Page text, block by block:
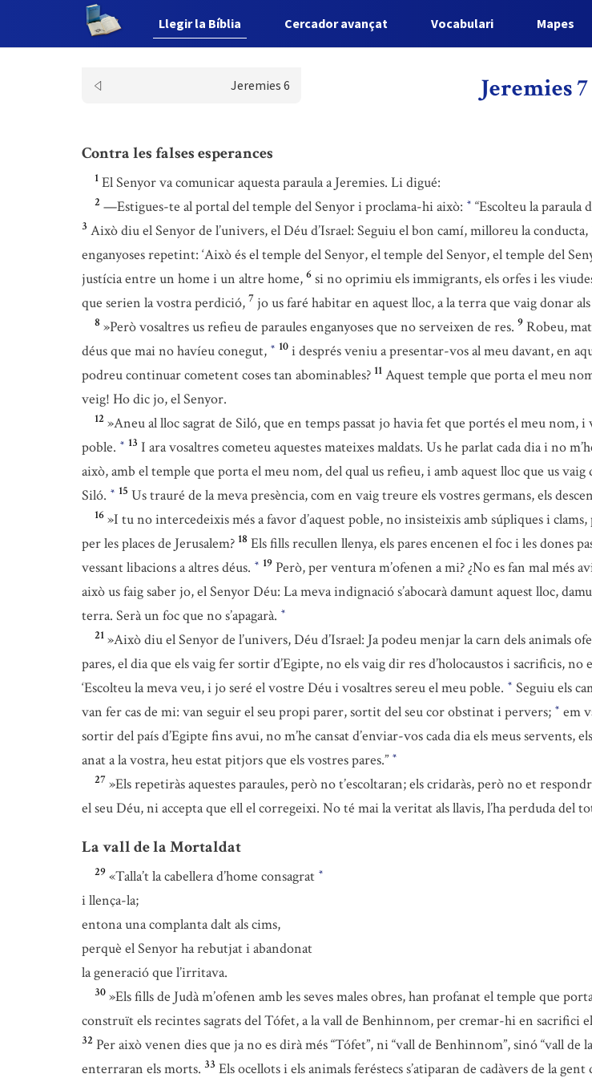
Llegir la Bíblia Cercador avançat Vocabulari Mapes
Jeremies 6 Jeremies 7
Contra les falses esperances
1 El Senyor va comunicar aquesta paraula a Jeremies. Li digué:
2 —Estigues-te al portal del temple del Senyor i proclama-hi això: * “Escolteu la
3 Això diu el Senyor de l’univers, el Déu d’Israel: Seguiu el bon camí, milloreu la conducta,
enganyoses repetint: ‘Això és el temple del Senyor, el temple del Senyor, el temple del
justícia entre un home i un altre home, 6 si no oprimiu els immigrants, els orfes i les
que serien la vostra perdició, 7 jo us faré habitar en aquest lloc, a la terra que vaig donar
8 »Però vosaltres us refieu de paraules enganyoses que no serveixen de res. 9 Robeu,
déus que mai no havíeu conegut, * 10 i després veniu a presentar-vos al meu davant, en
podreu continuar cometent coses tan abominables? 11 Aquest temple que porta el meu
veig! Ho dic jo, el Senyor.
12 »Aneu al lloc sagrat de Siló, que en temps passat jo havia fet que portés el meu nom,
poble. * 13 I ara vosaltres cometeu aquestes mateixes maldats. Us he parlat cada dia i no
això, amb el temple que porta el meu nom, del qual us refieu, i amb aquest lloc que us
Siló. * 15 Us trauré de la meva presència, com en vaig treure els vostres germans, els
16 »I tu no intercedeixis més a favor d’aquest poble, no insisteixis amb súpliques i clams,
per les places de Jerusalem? 18 Els fills recullen llenya, els pares encenen el foc i les dones
vessant libacions a altres déus. * 19 Però, per ventura m’ofenen a mi? ¿No es fan mal més
això us faig saber jo, el Senyor Déu: La meva indignació s’abocarà damunt aquest lloc,
terra. Serà un foc que no s’apagarà. *
21 »Això diu el Senyor de l’univers, Déu d’Israel: Ja podeu menjar la carn dels animals
pares, el dia que els vaig fer sortir d’Egipte, no els vaig dir res d’holocaustos i sacrificis, no
‘Escolteu la meva veu, i jo seré el vostre Déu i vosaltres sereu el meu poble. * Seguiu els
van fer cas de mi: van seguir el seu propi parer, sortit del seu cor obstinat i pervers; * em
sortir del país d’Egipte fins avui, no m’he cansat d’enviar-vos cada dia els meus servents,
anat a la vostra, heu estat pitjors que els vostres pares.” *
27 »Els repetiràs aquestes paraules, però no t’escoltaran; els cridaràs, però no et
el seu Déu, ni accepta que ell el corregeixi. No té mai la veritat als llavis, l’ha perduda del
La vall de la Mortaldat
29 «Talla’t la cabellera d’home consagrat *
i llença-la;
entona una complanta dalt als cims,
perquè el Senyor ha rebutjat i abandonat
la generació que l’irritava.
30 »Els fills de Judà m’ofenen amb les seves males obres, han profanat el temple que
construït els recintes sagrats del Tófet, a la vall de Benhinnom, per cremar-hi en sacrifici
32 Per això venen dies que ja no es dirà més “Tófet”, ni “vall de Benhinnom”, sinó “vall de
enterraran els morts. 33 Els ocellots i els animals feréstecs s’atiparan de cadàvers de la